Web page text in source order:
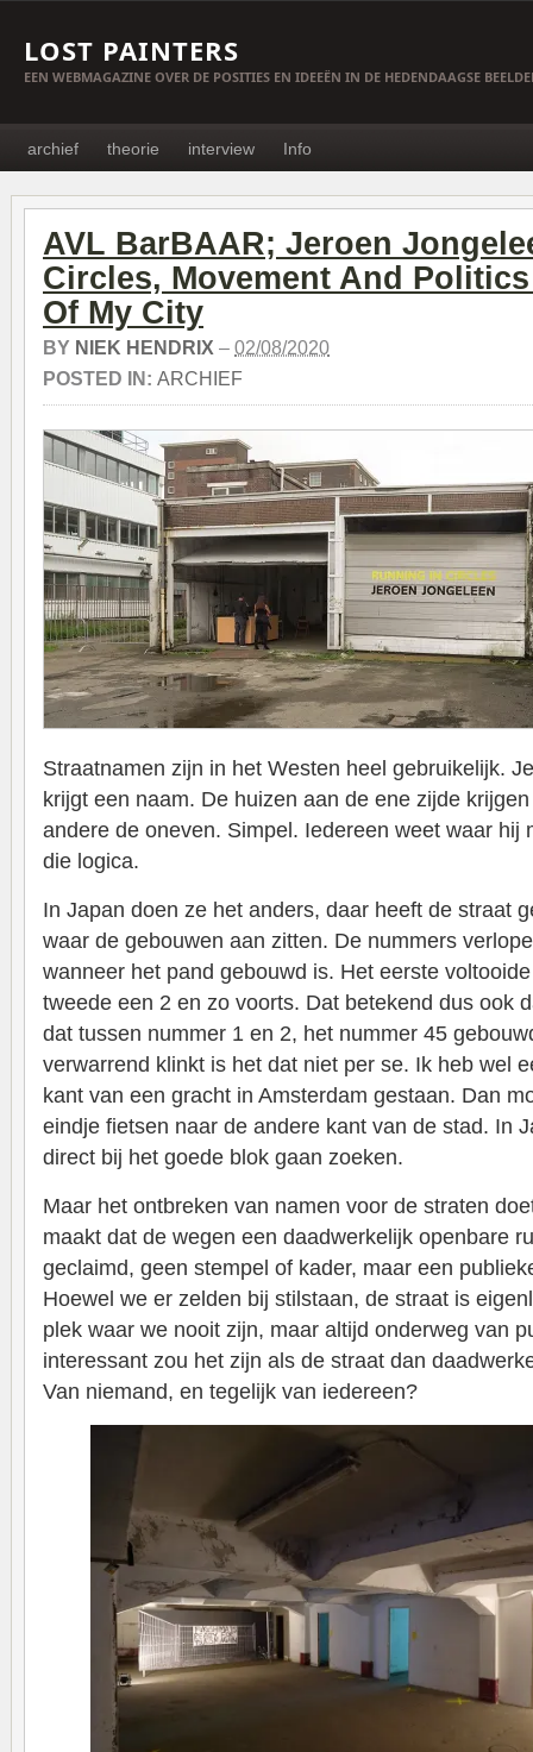
LOST PAINTERS
EEN WEBMAGAZINE OVER DE POSITIES EN IDEEËN IN DE HEDENDAAGSE
archief theorie interview Info
AVL BarBAAR; Jeroen
Circles, Movement And
Of My City
BY NIEK HENDRIX – 02/08/2020
POSTED IN: ARCHIEF
Straatnamen zijn in het Westen heel gebruikelijk.
krijgt een naam. De huizen aan de ene zijde
andere de oneven. Simpel. Iedereen weet waar hij
die logica.
In Japan doen ze het anders, daar heeft de straat
waar de gebouwen aan zitten. De nummers
wanneer het pand gebouwd is. Het eerste
tweede een 2 en zo voorts. Dat betekend dus ook
dat tussen nummer 1 en 2, het nummer 45
verwarrend klinkt is het dat niet per se. Ik heb wel
kant van een gracht in Amsterdam gestaan. Dan
eindje fietsen naar de andere kant van de stad. In
direct bij het goede blok gaan zoeken.
Maar het ontbreken van namen voor de straten
maakt dat de wegen een daadwerkelijk openbare
geclaimd, geen stempel of kader, maar een
Hoewel we er zelden bij stilstaan, de straat is
plek waar we nooit zijn, maar altijd onderweg van
interessant zou het zijn als de straat dan
Van niemand, en tegelijk van iedereen?